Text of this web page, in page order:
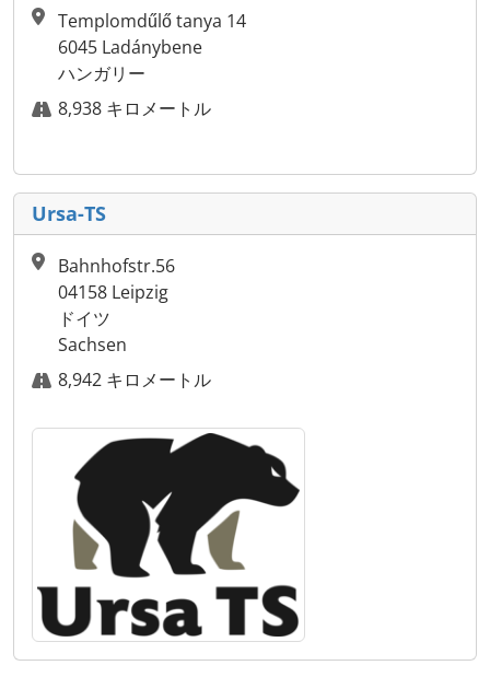
Templomdűlő tanya 14
6045 Ladánybene
ハンガリー
8,938 キロメートル
Ursa-TS
Bahnhofstr.56
04158 Leipzig
ドイツ
Sachsen
8,942 キロメートル